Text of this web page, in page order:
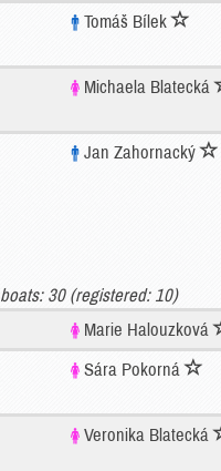
Tomáš Bílek
Michaela Blatecká
Jan Zahornacký
30 (registered: 10)
Marie Halouzková
Sára Pokorná
Veronika Blatecká